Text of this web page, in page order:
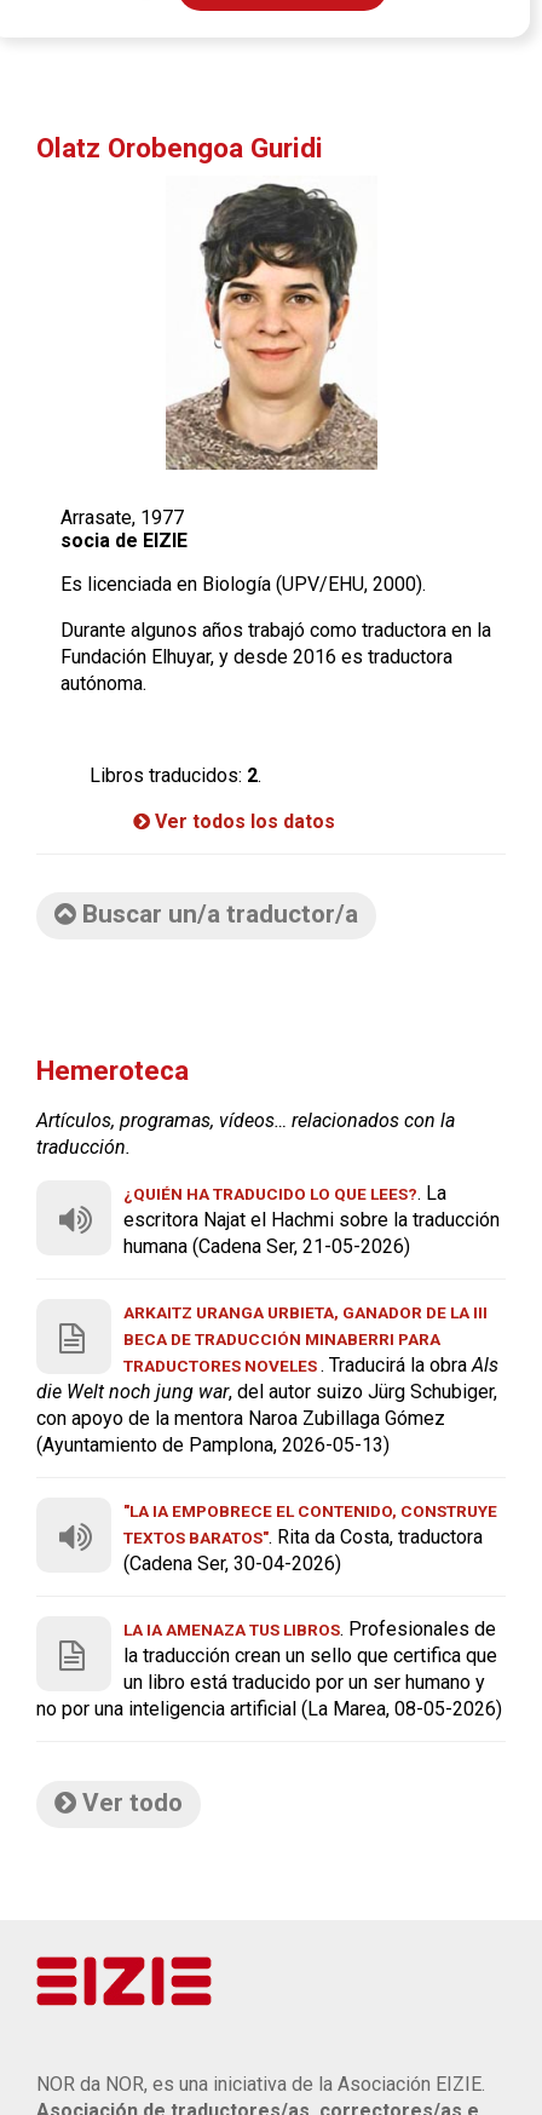
Olatz Orobengoa Guridi
Arrasate, 1977
socia de EIZIE
Es licenciada en Biología (UPV/EHU, 2000).
Durante algunos años trabajó como traductora en la
Fundación Elhuyar, y desde 2016 es traductora
autónoma.
Libros traducidos: 2.
Ver todos los datos
Buscar un/a traductor/a
Hemeroteca
Artículos, programas, vídeos… relacionados con la
traducción.
¿QUIÉN HA TRADUCIDO LO QUE LEES?. La
escritora Najat el Hachmi sobre la traducción
humana (Cadena Ser, 21-05-2026)
ARKAITZ URANGA URBIETA, GANADOR DE LA III
BECA DE TRADUCCIÓN MINABERRI PARA
TRADUCTORES NOVELES. Traducirá la obraAls
die Welt noch jung war, del autor suizo Jürg Schubiger,
con apoyo de la mentora Naroa Zubillaga Gómez
(Ayuntamiento de Pamplona, 2026-05-13)
"LA IA EMPOBRECE EL CONTENIDO, CONSTRUYE
TEXTOS BARATOS". Rita da Costa, traductora
(Cadena Ser, 30-04-2026)
LA IA AMENAZA TUS LIBROS. Profesionales de
la traducción crean un sello que certifica que
un libro está traducido por un ser humano y
no por una inteligencia artificial (La Marea, 08-05-2026)
Ver todo
NOR da NOR, es una iniciativa de la Asociación EIZIE.